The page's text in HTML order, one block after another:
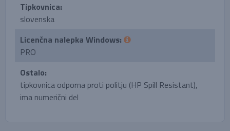
Tipkovnica:
slovenska
Licenčna nalepka Windows:
PRO
Ostalo:
tipkovnica odporna proti politju (HP Spill Resistant),
ima numerični del